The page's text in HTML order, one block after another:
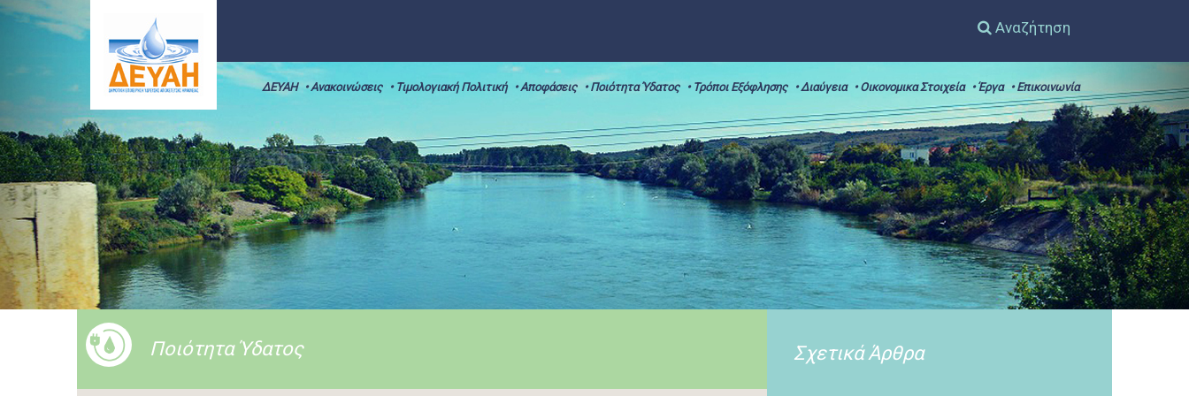
Αναζήτηση
ΔΕΥΑΗ • Ανακοινώσεις • Τιμολογιακή Πολιτική • Αποφάσεις • Ποιότητα Ύδατος • Τρόποι Εξόφλησης • Διαύγεια • Οικονομικα Στοιχεία • Έργα • Επικοινωνία
Ποιότητα Ύδατος Σχετικά Άρθρα